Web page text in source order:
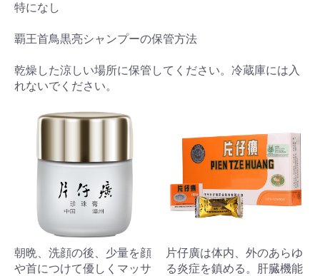
特になし
覇王首鳥黒亮シャンプーの保管方法
乾燥した涼しい場所に保管してください。冷蔵庫には入
れないでください。
朝晩、洗顔の後、少量を顔
や首につけて優しくマッサ
片仔廣は体内、外のあらゆ
る炎症を鎮める。肝臓機能